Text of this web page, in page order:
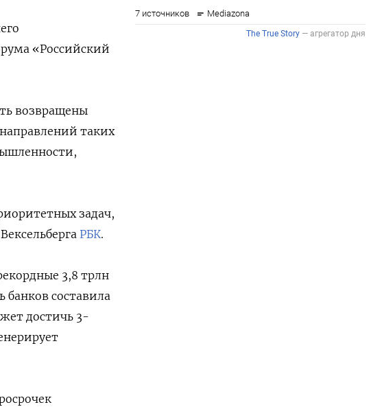
«Российский
возвращены
таких
задач,
РБК.
3,8 трлн
банков составила
достичь 3-